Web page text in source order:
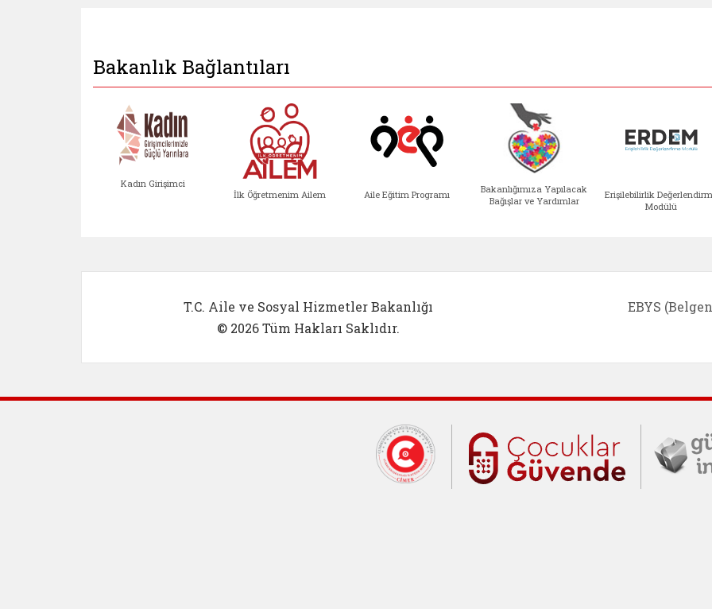
Bakanlık Bağlantıları
Kadın Girişimci
İlk Öğretmenim Ailem Aile Eğitim Programı
Bakanlığımıza Yapılacak
Bağışlar ve Yardımlar
Erişilebilirlik
Modülü
T.C. Aile ve Sosyal Hizmetler Bakanlığı
© 2026 Tüm Hakları Saklıdır.
EBYS
Cumhurbaşkanlığı İletişim Merkezi
Çocuklar